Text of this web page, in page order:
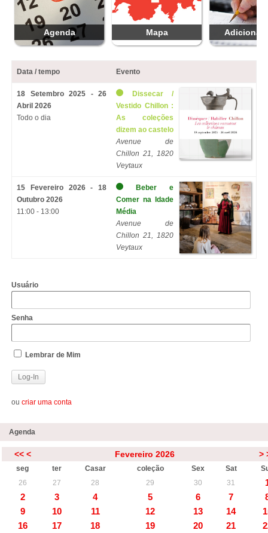
Agenda Mapa Adicionar
Data / tempo Evento
18 Setembro 2025 - 26
Abril 2026
Todo o dia
Dissecar /
Vestido Chillon :
As coleções
dizem ao castelo
Avenue de
Chillon 21, 1820
Veytaux
15 Fevereiro 2026 - 18
Outubro 2026
11:00 - 13:00
Beber e
Comer na Idade
Média
Avenue de
Chillon 21, 1820
Veytaux
Usuário
Senha
Lembrar de Mim
ou criar uma conta
Agenda
<< < Fevereiro 2026 >
seg ter Casar coleção Sex Sat
26
27 28 29 30 31
2
3 4 5 6 7
9
10 11 12 13 14
16
17 18 19 20 21